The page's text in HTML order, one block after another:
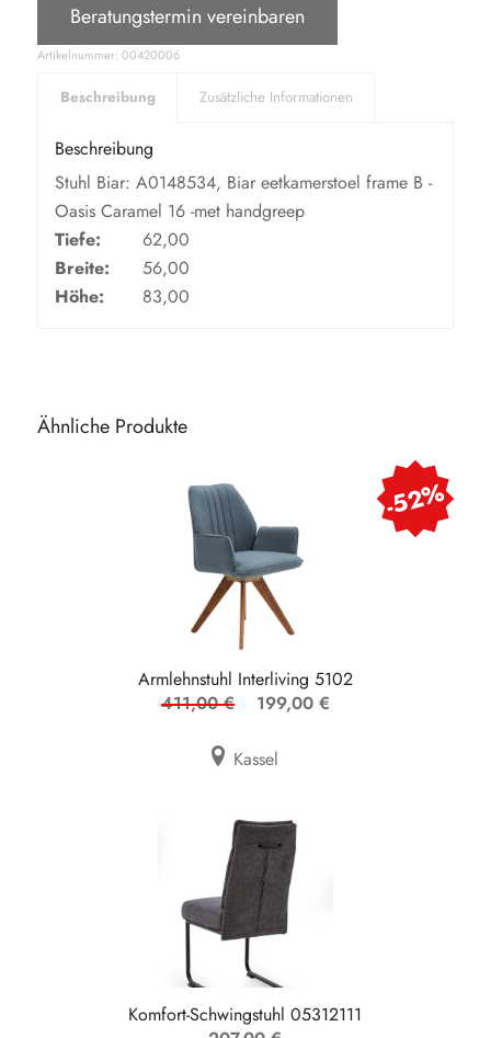
Beratungstermin vereinbaren
Artikelnummer: 00420006
Beschreibung Zusätzliche Informationen
Beschreibung
Stuhl Biar: A0148534, Biar eetkamerstoel frame B -
Oasis Caramel 16 -met handgreep
Tiefe:
62,00
Breite:
56,00
Höhe:
83,00
Ähnliche Produkte
Armlehnstuhl Interliving 5102
411,00 €
199,00 €
Kassel
-52%
Komfort-Schwingstuhl 05312111